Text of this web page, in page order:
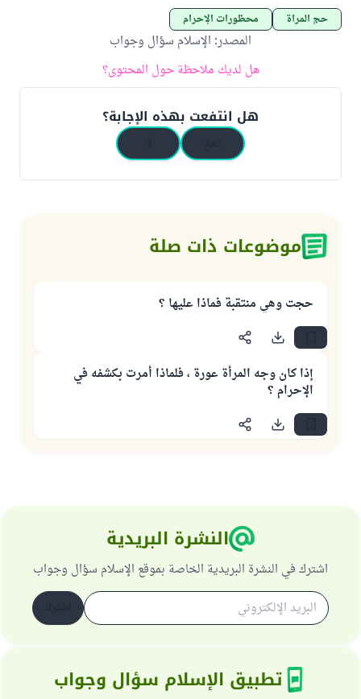
حج المرأة محظورات الإحرام
المصدر: الإسلام سؤال وجواب
هل لديك ملاحظة حول المحتوى؟
هل انتفعت بهذه الإجابة؟
موضوعات ذات صلة
حجت وهي منتقبة فماذا عليها ؟
إذا كان وجه المرأة عورة ، فلماذا أمرت بكشفه في
الإحرام ؟
النشرة البريدية
اشترك في النشرة البريدية الخاصة بموقع الإسلام سؤال وجواب
تطبيق الإسلام سؤال وجواب